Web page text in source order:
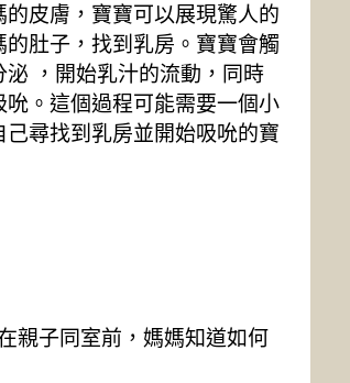
皮膚，寶寶可以展現驚人的
肚子，找到乳房。寶寶會觸
，開始乳汁的流動，同時
。這個過程可能需要一個小
尋找到乳房並開始吸吮的寶
親子同室前，媽媽知道如何